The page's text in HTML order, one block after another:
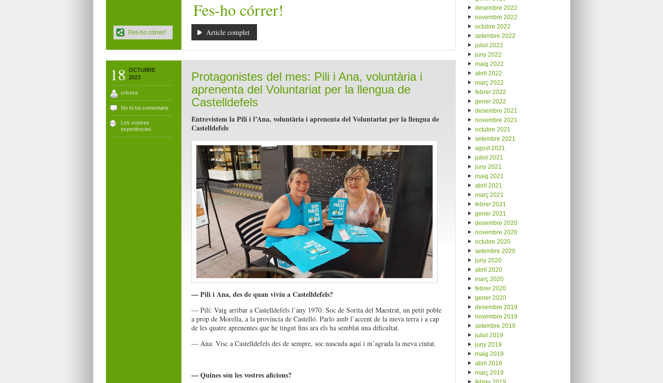
Fes-ho córrer!
Article complet
Fes-ho córrer!
18
OCTUBRE
2023
crivera
No hi ha comentaris
Les vostres
experiències
Protagonistes del mes: Pili i Ana, voluntària i
aprenenta del Voluntariat per la llengua de
Castelldefels
Entrevistem la Pili i l’Ana, voluntària i aprenenta del Voluntariat per la llengua de
Castelldefels
— Pili i Ana, des de quan viviu a Castelldefels?
— Pili: Vaig arribar a Castelldefels l’any 1970. Soc de Sorita del Maestrat, un petit poble
a prop de Morella, a la província de Castelló. Parlo amb l’accent de la meva terra i a cap
de les quatre aprenentes que he tingut fins ara els ha semblat una dificultat.
— Ana: Visc a Castelldefels des de sempre, soc nascuda aquí i m’agrada la meva ciutat.
— Quines són les vostres aficions?
desembre 2022
novembre 2022
octubre 2022
setembre 2022
juliol 2022
juny 2022
maig 2022
abril 2022
març 2022
febrer 2022
gener 2022
desembre 2021
novembre 2021
octubre 2021
setembre 2021
agost 2021
juliol 2021
juny 2021
maig 2021
abril 2021
març 2021
febrer 2021
gener 2021
desembre 2020
novembre 2020
octubre 2020
setembre 2020
juny 2020
abril 2020
març 2020
febrer 2020
gener 2020
desembre 2019
novembre 2019
setembre 2019
juliol 2019
juny 2019
maig 2019
abril 2019
març 2019